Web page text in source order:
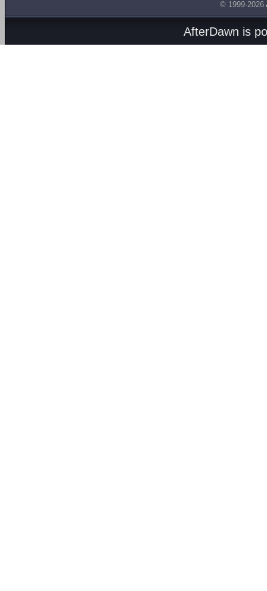
© 1999-2026
AfterDawn is